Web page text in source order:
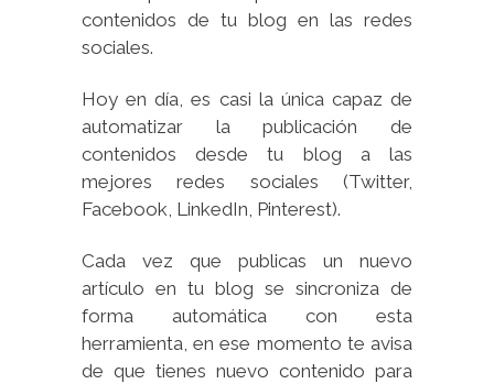
contenidos de tu blog en las redes
sociales.
Hoy en día, es casi la única capaz de
automatizar la publicación de
contenidos desde tu blog a las
mejores redes sociales (Twitter,
Facebook, LinkedIn, Pinterest).
Cada vez que publicas un nuevo
artículo en tu blog se sincroniza de
forma automática con esta
herramienta, en ese momento te avisa
de que tienes nuevo contenido para